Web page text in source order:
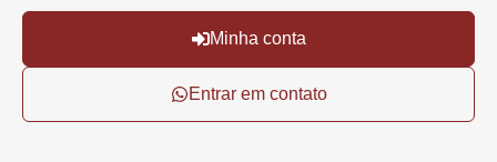
Minha conta
Entrar em contato